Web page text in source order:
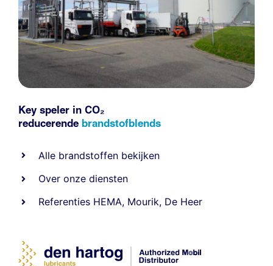
Key speler in CO₂
reducerende brandstofblends
Alle brandstoffen bekijken
Over onze diensten
Referenties HEMA, Mourik, De Heer